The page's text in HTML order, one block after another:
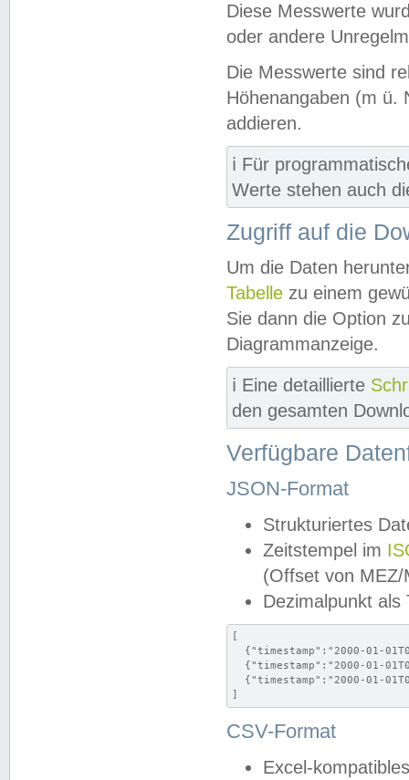
Diese Messwerte
oder andere
Die Messwerte sind
Höhenangaben (m ü.
addieren.
ℹ️ Für
Werte stehen auch
Zugriff auf die
Um die Daten
Tabelle zu einem
Sie dann die Option
Diagrammanzeige.
ℹ️ Eine detaillierte
den gesamten
Verfügbare
JSON-Format
Strukturiertes
Zeitstempel im
(Offset von MEZ/
Dezimalpunkt als
[
{"timestamp":"2000-01-
{"timestamp":"2000-01-
{"timestamp":"2000-01-
]
CSV-Format
Excel-